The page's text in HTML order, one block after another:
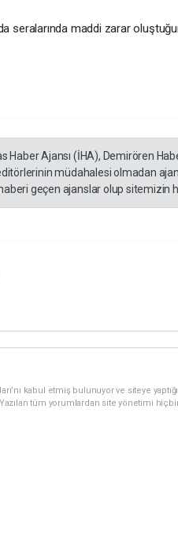
seralarında maddi zarar
Haber Ajansı (İHA), Demirören
müdahalesi olmadan
geçen ajanslar olup sitemizin
kabul etmiş bulunuyor ve siteye
tüm yorumlardan site yönetimi